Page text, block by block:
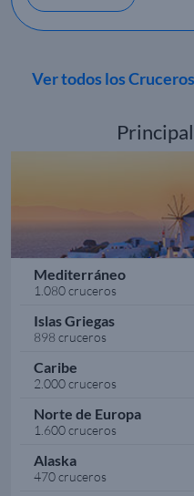
Ver todos los
Mediterráneo
1.080 cruceros
Islas Griegas
898 cruceros
Caribe
2.000 cruceros
Norte de Europa
1.600 cruceros
Alaska
470 cruceros